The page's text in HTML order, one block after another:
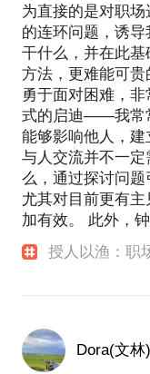
为直接的是对职
的连环问题，诱
干什么，并在此
方法，更难能可
勇于面对困难，
式的启迪——我常
能够影响他人，
与人交流并不一
么，通过探讨问题
尤其对目前更有
加有效。 此外，
授人以渔：职
Dora(文林)